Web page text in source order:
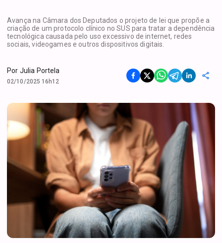
Avança na Câmara dos Deputados o projeto de lei que propõe a
criação de um protocolo clínico no SUS para tratar a dependência
tecnológica causada pelo uso excessivo de internet, redes
sociais, videogames e outros dispositivos digitais.
Por Julia Portela
02/10/2025 16h12